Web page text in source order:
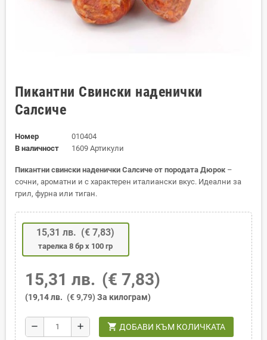
Пикантни Свински наденички
Салсиче
Номер
010404
В наличност
1609 Артикули
Пикантни свински наденички Салсиче от породата Дюрок –
сочни, ароматни и с характерен италиански вкус. Идеални за
грил, фурна или тиган.
15,31 лв. (€ 7,83)
тарелка 8 бр х 100 гр
15,31 лв. (€ 7,83)
(19,14 лв. (€ 9,79) За килограм)
remove add shopping_cart ДОБАВИ КЪМ КОЛИЧКАТА